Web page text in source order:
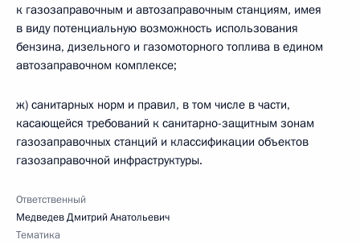
к газозаправочным и автозаправочным станциям, имея
в виду потенциальную возможность использования
бензина, дизельного и газомоторного топлива в едином
автозаправочном комплексе;
ж) санитарных норм и правил, в том числе в части,
касающейся требований к санитарно-защитным зонам
газозаправочных станций и классификации объектов
газозаправочной инфраструктуры.
Ответственный
Медведев Дмитрий Анатольевич
Тематика